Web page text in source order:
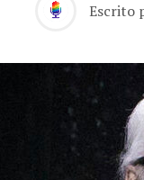
Escrito